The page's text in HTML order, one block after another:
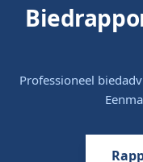
Professioneel